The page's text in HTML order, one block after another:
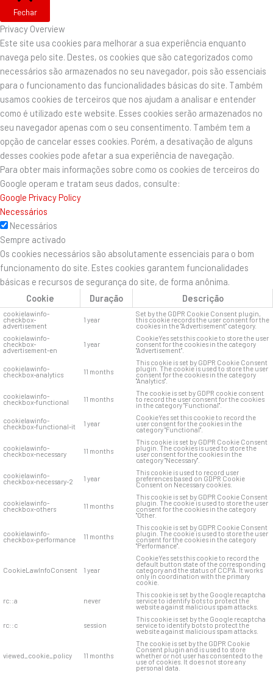
Fechar
Privacy Overview
Este site usa cookies para melhorar a sua experiência enquanto
navega pelo site. Destes, os cookies que são categorizados como
necessários são armazenados no seu navegador, pois são essenciais
para o funcionamento das funcionalidades básicas do site. Também
usamos cookies de terceiros que nos ajudam a analisar e entender
como é utilizado este website. Esses cookies serão armazenados no
seu navegador apenas com o seu consentimento. Também tem a
opção de cancelar esses cookies. Porém, a desativação de alguns
desses cookies pode afetar a sua experiência de navegação.
Para obter mais informações sobre como os cookies de terceiros do
Google operam e tratam seus dados, consulte:
Google Privacy Policy
Necessários
Necessários
Sempre activado
Os cookies necessários são absolutamente essenciais para o bom
funcionamento do site. Estes cookies garantem funcionalidades
básicas e recursos de segurança do site, de forma anônima.
Cookie
Duração Descrição
cookielawinfo-
checkbox-
advertisement
1 year
Set by the GDPR Cookie Consent plugin,
this cookie records the user consent for the
cookies in the "Advertisement" category.
cookielawinfo-
checkbox-
advertisement-en
1 year
CookieYes sets this cookie to store the user
consent for the cookies in the category
"Advertisement".
cookielawinfo-
checkbox-analytics 11 months
This cookie is set by GDPR Cookie Consent
plugin. The cookie is used to store the user
consent for the cookies in the category
"Analytics".
cookielawinfo-
checkbox-functional 11 months
The cookie is set by GDPR cookie consent
to record the user consent for the cookies
in the category "Functional".
cookielawinfo-
checkbox-functional-it 1 year
CookieYes set this cookie to record the
user consent for the cookies in the
category "Functional".
cookielawinfo-
checkbox-necessary 11 months
This cookie is set by GDPR Cookie Consent
plugin. The cookies is used to store the
user consent for the cookies in the
category "Necessary".
cookielawinfo-
checkbox-necessary-2 1 year
This cookie is used to record user
preferences based on GDPR Cookie
Consent on Necessary cookies.
cookielawinfo-
checkbox-others 11 months
This cookie is set by GDPR Cookie Consent
plugin. The cookie is used to store the user
consent for the cookies in the category
"Other.
cookielawinfo-
checkbox-performance 11 months
This cookie is set by GDPR Cookie Consent
plugin. The cookie is used to store the user
consent for the cookies in the category
"Performance".
CookieLawInfoConsent 1 year
CookieYes sets this cookie to record the
default button state of the corresponding
category and the status of CCPA. It works
only in coordination with the primary
cookie.
rc::a never
This cookie is set by the Google recaptcha
service to identify bots to protect the
website against malicious spam attacks.
rc::c session
This cookie is set by the Google recaptcha
service to identify bots to protect the
website against malicious spam attacks.
viewed_cookie_policy 11 months
The cookie is set by the GDPR Cookie
Consent plugin and is used to store
whether or not user has consented to the
use of cookies. It does not store any
personal data.